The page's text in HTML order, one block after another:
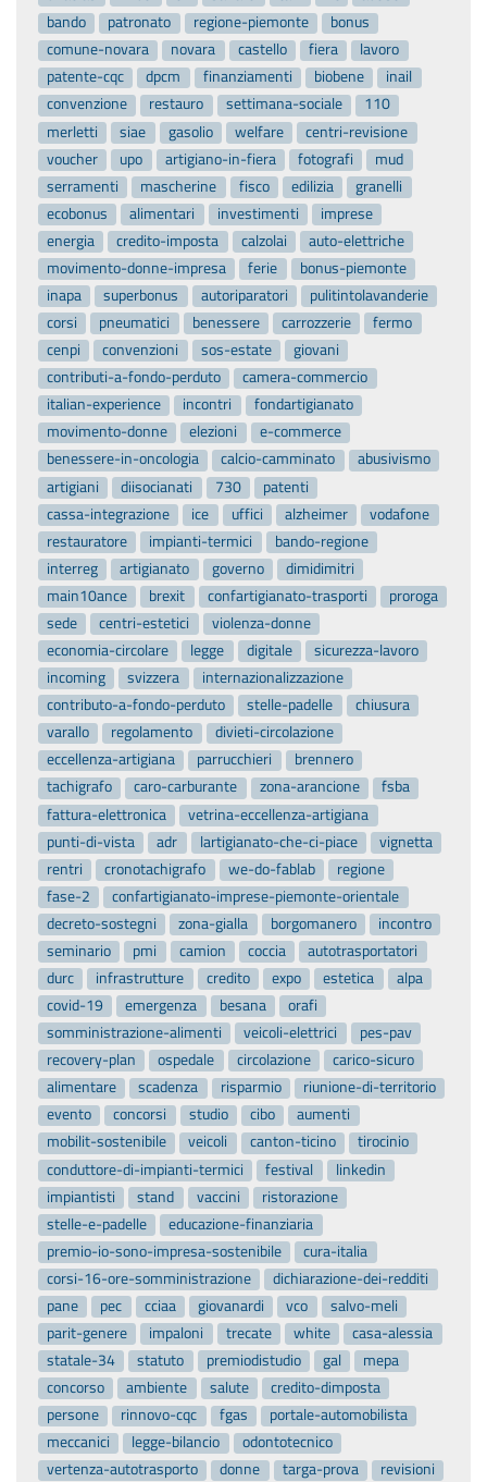
bando
patronato regione-piemonte
bonus
comune-novara
novara castello fiera
lavoro
patente-cqc
dpcm finanziamenti biobene
inail
convenzione
restauro settimana-sociale
110
merletti
siae gasolio welfare
centri-revisione
voucher
upo artigiano-in-fiera fotografi
mud
serramenti
mascherine fisco edilizia
granelli
ecobonus
alimentari investimenti
imprese
energia
credito-imposta calzolai
auto-elettriche
movimento-donne-impresa
ferie
bonus-piemonte
inapa
superbonus autoriparatori
pulitintolavanderie
corsi
pneumatici benessere carrozzerie
fermo
cenpi
convenzioni sos-estate
giovani
contributi-a-fondo-perduto
camera-commercio
italian-experience
incontri
fondartigianato
movimento-donne
elezioni
e-commerce
benessere-in-oncologia
calcio-camminato
abusivismo
artigiani
diisocianati 730
patenti
cassa-integrazione
ice uffici alzheimer
vodafone
restauratore
impianti-termici
bando-regione
interreg
artigianato governo
dimidimitri
main10ance
brexit confartigianato-trasporti
proroga
sede
centri-estetici
violenza-donne
economia-circolare
legge digitale
sicurezza-lavoro
incoming
svizzera
internazionalizzazione
contributo-a-fondo-perduto
stelle-padelle
chiusura
varallo
regolamento
divieti-circolazione
eccellenza-artigiana
parrucchieri
brennero
tachigrafo
caro-carburante zona-arancione
fsba
fattura-elettronica
vetrina-eccellenza-artigiana
punti-di-vista
adr lartigianato-che-ci-piace
vignetta
rentri
cronotachigrafo we-do-fablab
regione
fase-2
confartigianato-imprese-piemonte-orientale
decreto-sostegni
zona-gialla borgomanero
incontro
seminario
pmi camion coccia
autotrasportatori
durc
infrastrutture credito expo estetica
alpa
covid-19
emergenza besana
orafi
somministrazione-alimenti
veicoli-elettrici
pes-pav
recovery-plan
ospedale circolazione
carico-sicuro
alimentare
scadenza risparmio
riunione-di-territorio
evento
concorsi studio cibo
aumenti
mobilit-sostenibile
veicoli canton-ticino
tirocinio
conduttore-di-impianti-termici
festival
linkedin
impiantisti
stand vaccini
ristorazione
stelle-e-padelle
educazione-finanziaria
premio-io-sono-impresa-sostenibile
cura-italia
corsi-16-ore-somministrazione
dichiarazione-dei-redditi
pane
pec cciaa giovanardi vco
salvo-meli
parit-genere
impaloni trecate white
casa-alessia
statale-34
statuto premiodistudio gal
mepa
concorso
ambiente salute
credito-dimposta
persone
rinnovo-cqc fgas
portale-automobilista
meccanici
legge-bilancio
odontotecnico
vertenza-autotrasporto
donne targa-prova
revisioni